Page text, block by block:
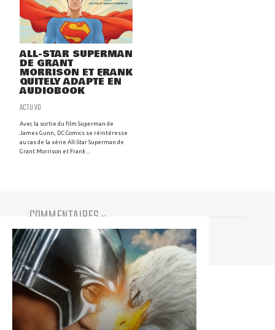
ALL-STAR SUPERMAN
DE GRANT
MORRISON ET FRANK
QUITELY ADAPTÉ EN
AUDIOBOOK
ACTU VO
Avec la sortie du film Superman de
James Gunn, DC Comics se réintéresse
au cas de la série All-Star Superman de
Grant Morrison et Frank ...
COMMENTAIRES (0)
Vous devez être connecté pour participer